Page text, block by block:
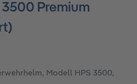
3500 Premium